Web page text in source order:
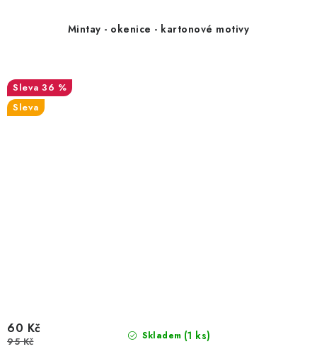
Mintay - okenice - kartonové motivy
36 %
Sleva
Skladem (1 ks)
60 Kč
95 Kč